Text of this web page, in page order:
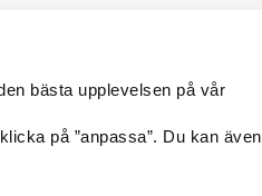
bästa upplevelsen på vår
på ”anpassa”. Du kan även